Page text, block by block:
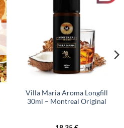
Villa Maria Aroma Longfill
30ml – Montreal Original